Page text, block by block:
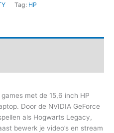
Tag: HP
met de 15,6 inch HP
Door de NVIDIA GeForce
als Hogwarts Legacy,
bewerk je video’s en stream